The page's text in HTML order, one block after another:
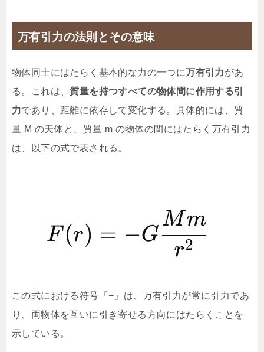
万有引力の法則とその意味
物体同士にはたらく基本的な力の一つに万有引力があ
る。これは、質量を持つすべての物体間に作用する引
力であり、距離に依存して変化する。具体的には、質
量 M の天体と、質量 m の物体の間にはたらく万有引力
は、以下の式で表される。
この式における符号「−」は、万有引力が常に引力であ
り、両物体を互いに引き寄せる方向にはたらくことを
示している。